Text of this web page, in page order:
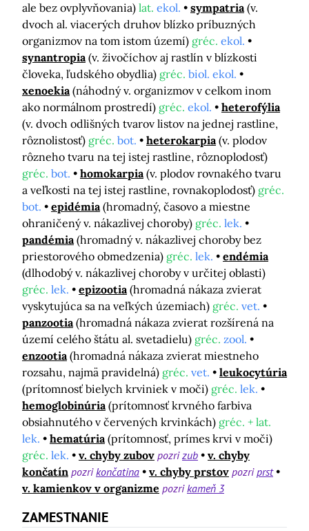
ale bez ovplyvňovania) lat. ekol. sympatria (v.
dvoch al. viacerých druhov blízko príbuzných
organizmov na tom istom území) gréc. ekol.
synantropia (v. živočíchov aj rastlín v blízkosti
človeka, ľudského obydlia) gréc. biol. ekol.
xenoekia (náhodný v. organizmov v celkom inom
ako normálnom prostredí) gréc. ekol.
heterofýlia
(v. dvoch odlišných tvarov listov na jednej rastline,
rôznolistosť) gréc. bot. heterokarpia (v. plodov
rôzneho tvaru na tej istej rastline, rôznoplodosť)
gréc. bot. homokarpia (v. plodov rovnakého tvaru
a veľkosti na tej istej rastline, rovnakoplodosť) gréc.
bot.
epidémia (hromadný, časovo a miestne
ohraničený v. nákazlivej choroby) gréc. lek.
pandémia (hromadný v. nákazlivej choroby bez
priestorového obmedzenia) gréc. lek.
endémia
(dlhodobý v. nákazlivej choroby v určitej oblasti)
gréc. lek. epizootia (hromadná nákaza zvierat
vyskytujúca sa na veľkých územiach) gréc. vet.
panzootia (hromadná nákaza zvierat rozšírená na
území celého štátu al. svetadielu) gréc. zool.
enzootia (hromadná nákaza zvierat miestneho
rozsahu, najmä pravidelná) gréc. vet.
leukocytúria
(prítomnosť bielych krviniek v moči) gréc. lek.
hemoglobinúria (prítomnosť krvného farbiva
obsiahnutého v červených krvinkách) gréc. + lat.
lek.
hematúria (prítomnosť, prímes krvi v moči)
gréc. lek. v. chyby zubov pozrizub
v. chyby
končatín pozrikončatina v. chyby prstov pozriprst
v. kamienkov v organizme pozrikameň 3
ZAMESTNANIE